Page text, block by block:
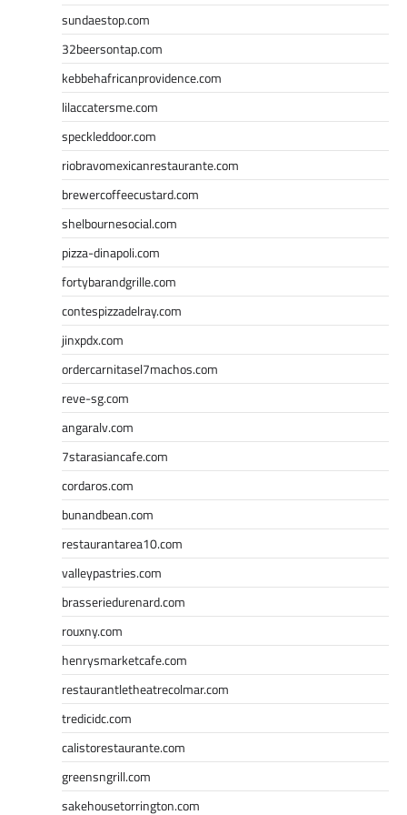
sundaestop.com
32beersontap.com
kebbehafricanprovidence.com
lilaccatersme.com
speckleddoor.com
riobravomexicanrestaurante.com
brewercoffeecustard.com
shelbournesocial.com
pizza-dinapoli.com
fortybarandgrille.com
contespizzadelray.com
jinxpdx.com
ordercarnitasel7machos.com
reve-sg.com
angaralv.com
7starasiancafe.com
cordaros.com
bunandbean.com
restaurantarea10.com
valleypastries.com
brasseriedurenard.com
rouxny.com
henrysmarketcafe.com
restaurantletheatrecolmar.com
tredicidc.com
calistorestaurante.com
greensngrill.com
sakehousetorrington.com